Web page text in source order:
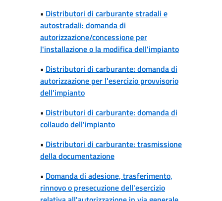
• Distributori di carburante stradali e
autostradali: domanda di
autorizzazione/concessione per
l'installazione o la modifica dell'impianto
• Distributori di carburante: domanda di
autorizzazione per l'esercizio provvisorio
dell'impianto
• Distributori di carburante: domanda di
collaudo dell'impianto
• Distributori di carburante: trasmissione
della documentazione
• Domanda di adesione, trasferimento,
rinnovo o presecuzione dell'esercizio